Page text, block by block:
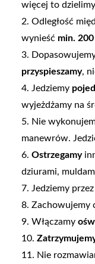
więcej to
2. Odległość
wynieść min.
3.
przyspieszamy,
4. Jedziemy
wyjeżdżamy na
5. Nie
manewrów.
6. Ostrzegamy
dziurami,
7. Jedziemy
8. Zachowujemy
9. Włączamy
10.
11. Nie